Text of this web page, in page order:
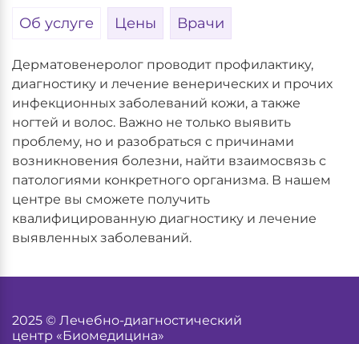
Об услуге Цены Врачи
Дерматовенеролог проводит профилактику,
диагностику и лечение венерических и прочих
инфекционных заболеваний кожи, а также
ногтей и волос. Важно не только выявить
проблему, но и разобраться с причинами
возникновения болезни, найти взаимосвязь с
патологиями конкретного организма. В нашем
центре вы сможете получить
квалифицированную диагностику и лечение
выявленных заболеваний.
2025 © Лечебно-диагностический
центр «Биомедицина»